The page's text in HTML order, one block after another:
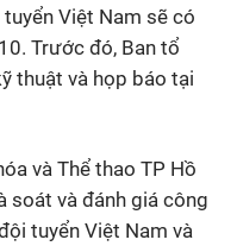
Việt Nam sẽ có
Trước đó, Ban tổ
thuật và họp báo tại
và Thể thao TP Hồ
soát và đánh giá công
tuyển Việt Nam và